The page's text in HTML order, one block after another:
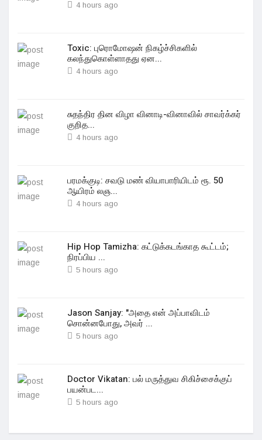
4 hours ago
Toxic: புரொமோஷன் நிகழ்ச்சிகளில்
கலந்துகொள்ளாதது ஏன...
4 hours ago
சுதந்திர தின விழா வினாடி-வினாவில் சாவர்க்கர்
குறித...
4 hours ago
பரமக்குடி: சவடு மண் வியாபாரியிடம் ரூ. 50
ஆயிரம் லஞ...
4 hours ago
Hip Hop Tamizha: கட்டுக்கடங்காத கூட்டம்;
நிரப்பிய ...
5 hours ago
Jason Sanjay: "அதை என் அப்பாவிடம்
சொன்னபோது, அவர் ...
5 hours ago
Doctor Vikatan: பல் மருத்துவ சிகிச்சைக்குப்
பயன்பட...
5 hours ago